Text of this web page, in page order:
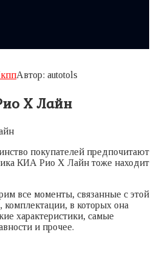
Автор: autotols
Х Лайн
покупателей предпочитают
КИА Рио Х Лайн тоже находит
все моменты, связанные с этой
комплектации, в которых она
характеристики, самые
и прочее.